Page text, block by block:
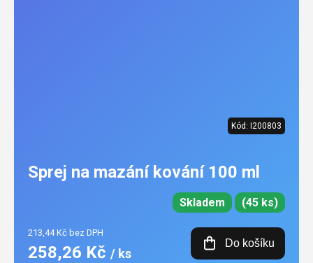
Kód: I200803
Sprej na mazání kování 100 ml
Skladem (45 ks)
213,44 Kč bez DPH
258,26 Kč / ks
Do košíku